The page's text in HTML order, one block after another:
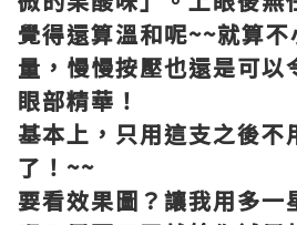
覺得還算溫和呢~~就算
量，慢慢按壓也還是可以
眼部精華！
基本上，只用這支之後不
了！~~
要看效果圖？讓我用多一